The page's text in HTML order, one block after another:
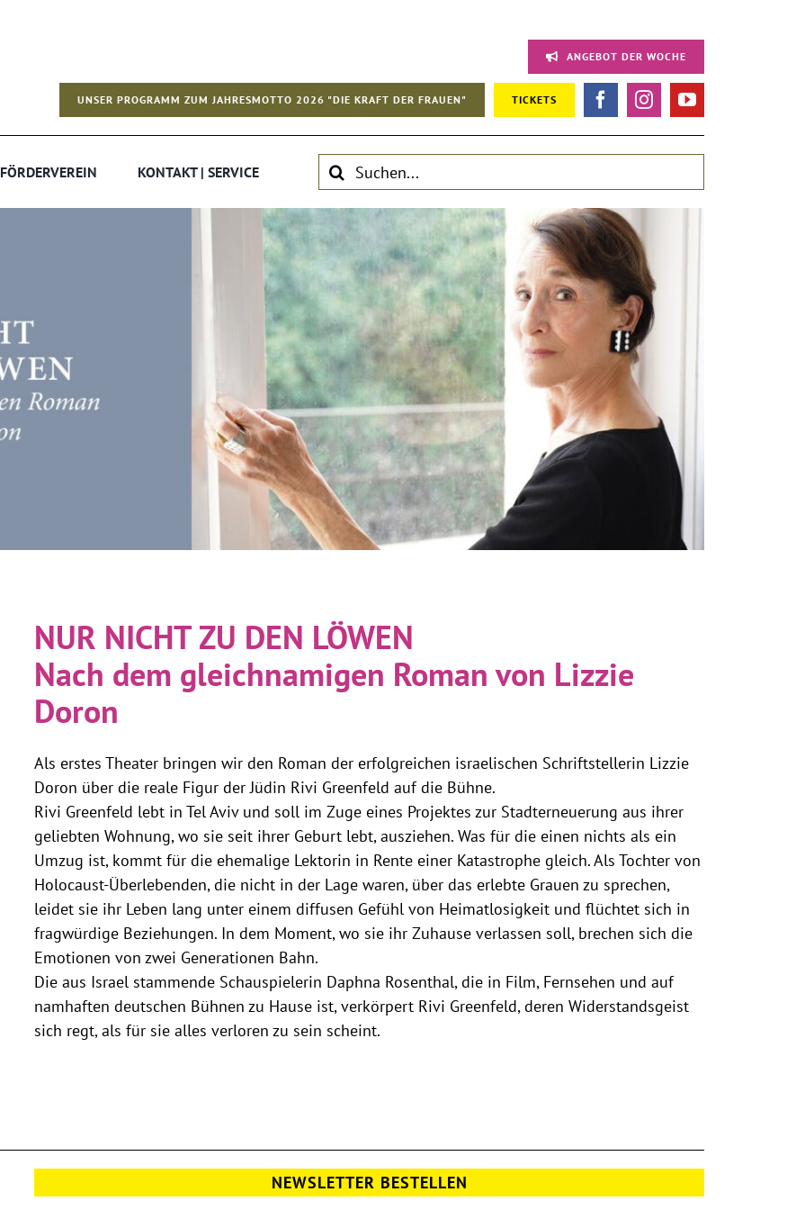
ANGEBOT DER WOCHE
UNSER PROGRAMM ZUM JAHRESMOTTO 2026 "DIE KRAFT DER FRAUEN" TICKETS
FÖRDERVEREIN KONTAKT | SERVICE
Suche
nach:
NUR NICHT ZU DEN LÖWEN
Nach dem gleichnamigen Roman von Lizzie
Doron
Als erstes Theater bringen wir den Roman der erfolgreichen israelischen Schriftstellerin Lizzie
Doron über die reale Figur der Jüdin Rivi Greenfeld auf die Bühne.
Rivi Greenfeld lebt in Tel Aviv und soll im Zuge eines Projektes zur Stadterneuerung aus ihrer
geliebten Wohnung, wo sie seit ihrer Geburt lebt, ausziehen. Was für die einen nichts als ein
Umzug ist, kommt für die ehemalige Lektorin in Rente einer Katastrophe gleich. Als Tochter von
Holocaust-Überlebenden, die nicht in der Lage waren, über das erlebte Grauen zu sprechen,
leidet sie ihr Leben lang unter einem diffusen Gefühl von Heimatlosigkeit und flüchtet sich in
fragwürdige Beziehungen. In dem Moment, wo sie ihr Zuhause verlassen soll, brechen sich die
Emotionen von zwei Generationen Bahn.
Die aus Israel stammende Schauspielerin Daphna Rosenthal, die in Film, Fernsehen und auf
namhaften deutschen Bühnen zu Hause ist, verkörpert Rivi Greenfeld, deren Widerstandsgeist
sich regt, als für sie alles verloren zu sein scheint.
NEWSLETTER BESTELLEN